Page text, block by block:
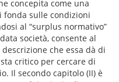
concepita come una
fonda sulle condizioni
al “surplus normativo”
società, consente al
che essa dà di
critico per cercare di
Il secondo capitolo (II) è